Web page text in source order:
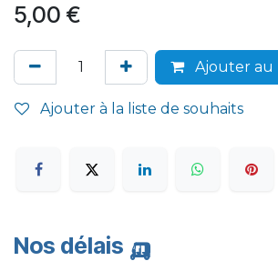
5,00 €
Ajouter au
Ajouter à la liste de souhaits
Nos délais 🛺